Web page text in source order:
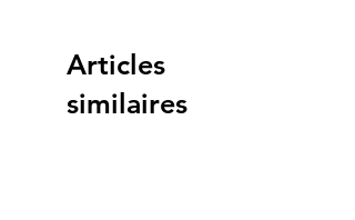
Articles
similaires